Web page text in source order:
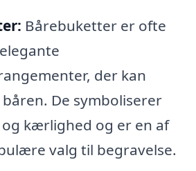
Bårebuketter er ofte
der kan
De symboliserer
kærlighed og er en af
valg til begravelse.